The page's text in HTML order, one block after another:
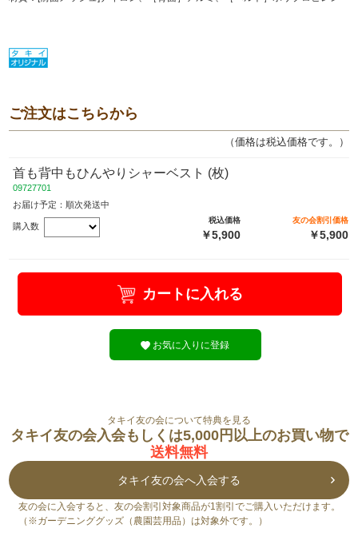
ご注文はこちらから
（価格は税込価格です。）
首も背中もひんやりシャーベスト (枚)
09727701
お届け予定：順次発送中
購入数
税込価格
￥5,900
友の会割引価格
￥5,900
カートに入れる
お気に入りに登録
タキイ友の会について特典を見る
タキイ友の会入会もしくは5,000円以上のお買い物で
送料無料
タキイ友の会へ入会する
友の会に入会すると、友の会割引対象商品が1割引でご購入いただけます。
（※ガーデニンググッズ（農園芸用品）は対象外です。）